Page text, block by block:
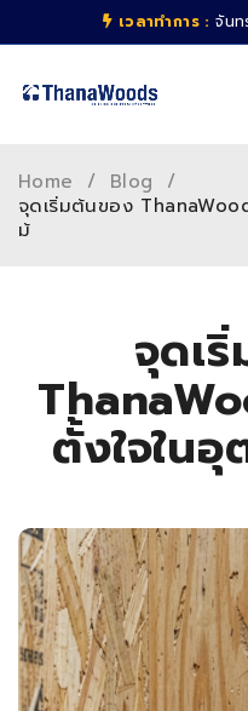
เวลาทำการ : จันท
Home / Blog
/
จุดเริ่มต้นของ
ม้
จุดเ
ตั้งใจใน